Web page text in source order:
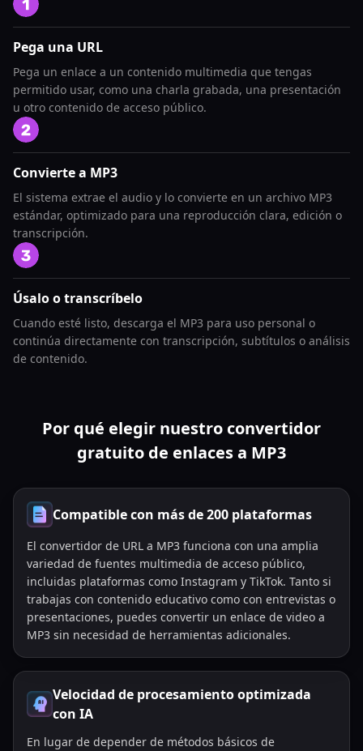
Pega una URL
Pega un enlace a un contenido multimedia que tengas
permitido usar, como una charla grabada, una presentación
u otro contenido de acceso público.
Convierte a MP3
El sistema extrae el audio y lo convierte en un archivo MP3
estándar, optimizado para una reproducción clara, edición o
transcripción.
Úsalo o transcríbelo
Cuando esté listo, descarga el MP3 para uso personal o
continúa directamente con transcripción, subtítulos o análisis
de contenido.
Por qué elegir nuestro convertidor
gratuito de enlaces a MP3
Compatible con más de 200 plataformas
El convertidor de URL a MP3 funciona con una amplia
variedad de fuentes multimedia de acceso público,
incluidas plataformas como Instagram y TikTok. Tanto si
trabajas con contenido educativo como con entrevistas o
presentaciones, puedes convertir un enlace de video a
MP3 sin necesidad de herramientas adicionales.
Velocidad de procesamiento optimizada
con IA
En lugar de depender de métodos básicos de